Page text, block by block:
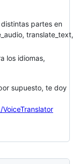
partes en
translate_text,
los idiomas,
supuesto, te doy